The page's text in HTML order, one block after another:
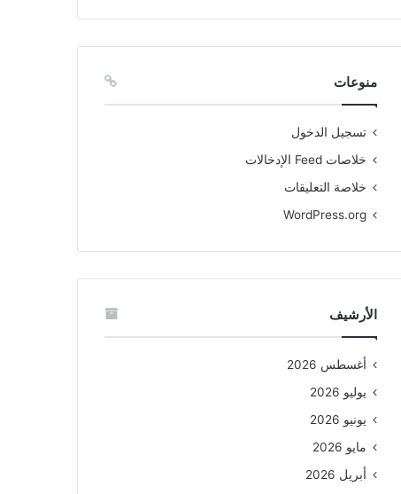
منوعات
تسجيل الدخول
خلاصات Feed الإدخالات
خلاصة التعليقات
WordPress.org
الأرشيف
أغسطس 2026
يوليو 2026
يونيو 2026
مايو 2026
أبريل 2026